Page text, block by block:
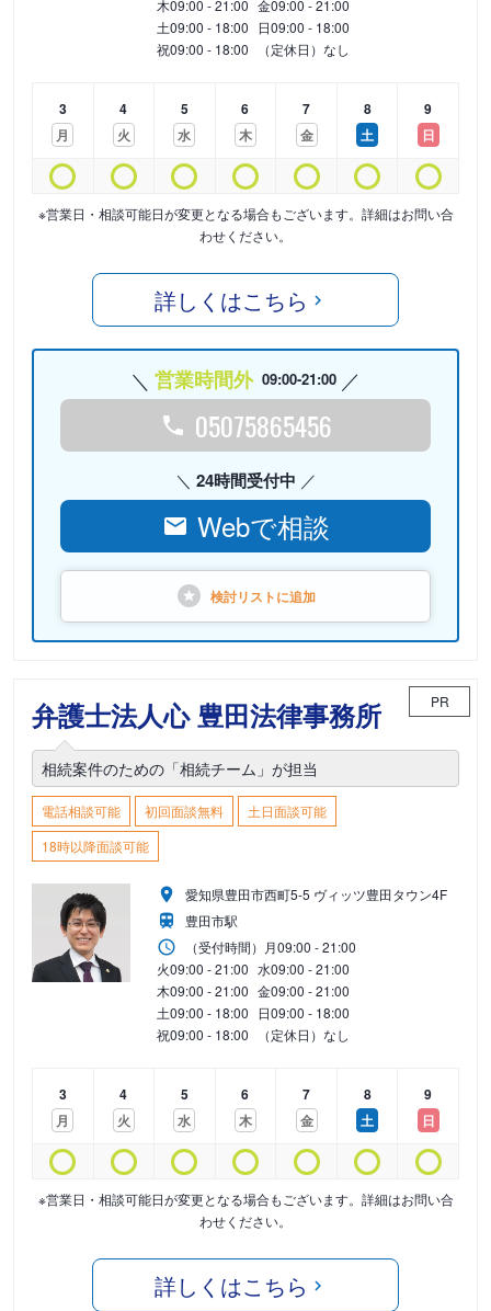
木09:00 - 21:00 金09:00 - 21:00
土09:00 - 18:00 日09:00 - 18:00
祝09:00 - 18:00 （定休日）なし
3
月
4
火
5
水
6
木
7
金
8
土
9
日
※営業日・相談可能日が変更となる場合もございます。詳細はお問い合
わせください。
詳しくはこちら
営業時間外 09:00-21:00
05075865456
24時間受付中
Webで相談
検討リストに追加
弁護士法人心 豊田法律事務所 PR
相続案件のための「相続チーム」が担当
電話相談可能 初回面談無料
土日面談可能
18時以降面談可能
愛知県豊田市西町5-5 ヴィッツ豊田タウン4F
豊田市駅
（受付時間） 月09:00 - 21:00
火09:00 - 21:00 水09:00 - 21:00
木09:00 - 21:00 金09:00 - 21:00
土09:00 - 18:00 日09:00 - 18:00
祝09:00 - 18:00 （定休日）なし
3
月
4
火
5
水
6
木
7
金
8
土
9
日
※営業日・相談可能日が変更となる場合もございます。詳細はお問い合
わせください。
詳しくはこちら